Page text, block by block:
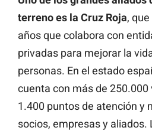
terreno es la Cruz Roja,
años que colabora con
privadas para mejorar la
personas. En el estado
cuenta con más de
1.400 puntos de atención y
socios, empresas y aliados.